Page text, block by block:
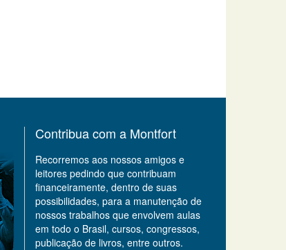
Contribua com a Montfort
Recorremos aos nossos amigos e
leitores pedindo que contribuam
financeiramente, dentro de suas
possibilidades, para a manutenção de
nossos trabalhos que envolvem aulas
em todo o Brasil, cursos, congressos,
publicação de livros, entre outros.